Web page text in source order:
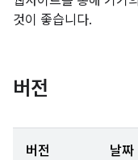
것이 좋습니다.
버전
버전 날짜